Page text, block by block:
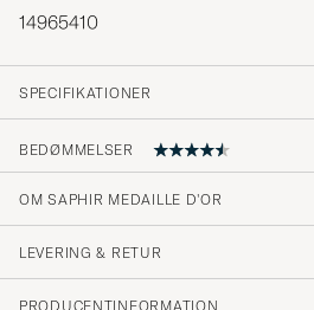
14965410
SPECIFIKATIONER
BEDØMMELSER
4.7
(23)
OM SAPHIR MEDAILLE D'OR
LEVERING & RETUR
PRODUCENTINFORMATION